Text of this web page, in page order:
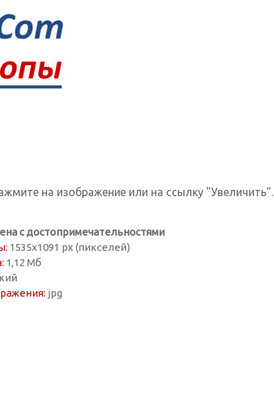
на изображение или на ссылку "Увеличить".
с достопримечательностями
1535х1091 px (пикселей)
1,12 Мб
jpg